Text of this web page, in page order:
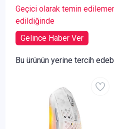
Geçici olarak temin
edildiğinde
Gelince Haber Ver
Bu ürünün yerine tercih